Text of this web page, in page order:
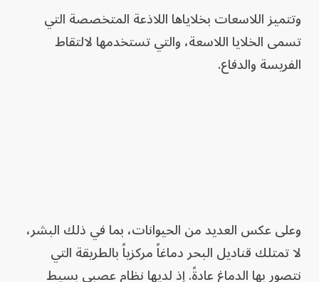
وتتميز اللاسعات بخلاياها اللاذعة المتخصصة التي
تسمى الخلايا اللاسعة، والتي تستخدمها لالتقاط
الفريسة والدفاع.
وعلى عكس العديد من الحيوانات، بما في ذلك البشر،
لا تمتلك قناديل البحر دماغاً مركزياً بالطريقة التي
نتصور بها الدماغ عادةً. إذ لديها نظام عصبي بسيط